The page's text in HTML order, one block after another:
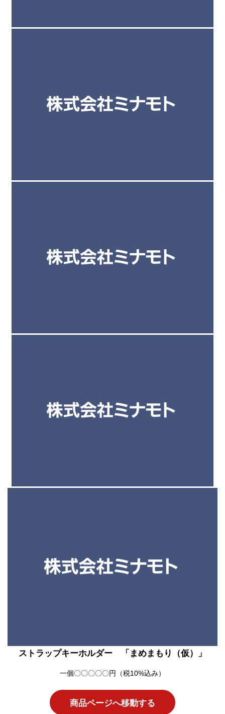
ストラップキーホルダー 「まめまもり（仮）」
一個〇〇〇〇〇円（税10%込み）
商品ページへ移動する